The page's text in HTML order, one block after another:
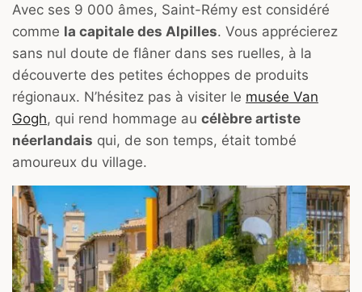
Avec ses 9 000 âmes, Saint-Rémy est considéré
comme la capitale des Alpilles. Vous apprécierez
sans nul doute de flâner dans ses ruelles, à la
découverte des petites échoppes de produits
régionaux. N’hésitez pas à visiter le musée Van
Gogh, qui rend hommage au célèbre artiste
néerlandais qui, de son temps, était tombé
amoureux du village.